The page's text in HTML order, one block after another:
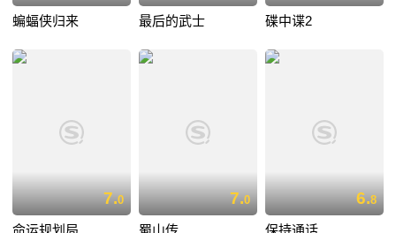
蝙蝠侠归来 最后的武士 碟中谍2
7.0 7.0 6.8